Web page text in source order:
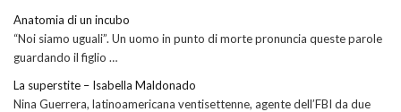
Anatomia di un incubo
“Noi siamo uguali”. Un uomo in punto di morte pronuncia queste parole
guardando il figlio …
La superstite – Isabella Maldonado
Nina Guerrera, latinoamericana ventisettenne, agente dell’FBI da due